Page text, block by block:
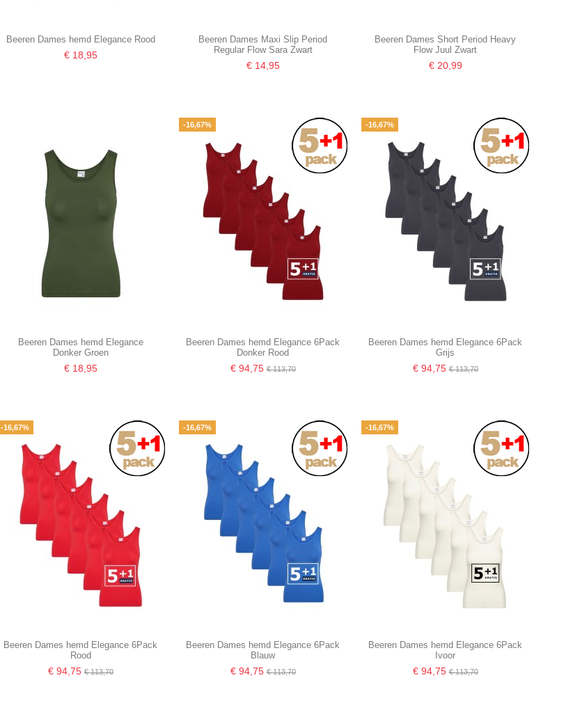
Beeren Dames hemd Elegance Rood
€ 18,95
Beeren Dames Maxi Slip Period
Regular Flow Sara Zwart
€ 14,95
Beeren Dames Short Period Heavy
Flow Juul Zwart
€ 20,99
Beeren Dames hemd Elegance
Donker Groen
€ 18,95
-16,67%
Beeren Dames hemd Elegance 6Pack
Donker Rood
€ 94,75€ 113,70
-16,67%
Beeren Dames hemd Elegance 6Pack
Grijs
€ 94,75€ 113,70
-16,67%
Beeren Dames hemd Elegance 6Pack
Rood
€ 94,75 € 113,70
-16,67%
Beeren Dames hemd Elegance 6Pack
Blauw
€ 94,75€ 113,70
-16,67%
Beeren Dames hemd Elegance 6Pack
Ivoor
€ 94,75€ 113,70